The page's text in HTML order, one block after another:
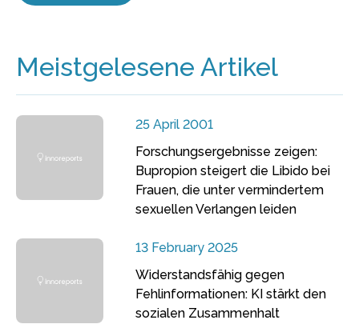
Meistgelesene Artikel
25 April 2001
Forschungsergebnisse zeigen:
Bupropion steigert die Libido bei
Frauen, die unter vermindertem
sexuellen Verlangen leiden
13 February 2025
Widerstandsfähig gegen
Fehlinformationen: KI stärkt den
sozialen Zusammenhalt